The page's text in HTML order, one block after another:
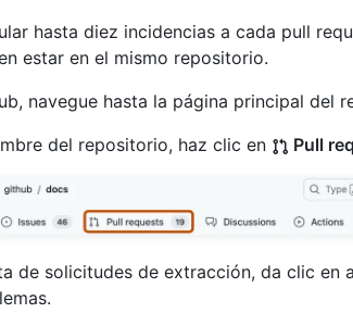
hasta diez incidencias a cada pull
estar en el mismo repositorio.
navegue hasta la página principal del
del repositorio, haz clic en
Pull
de solicitudes de extracción, da clic en